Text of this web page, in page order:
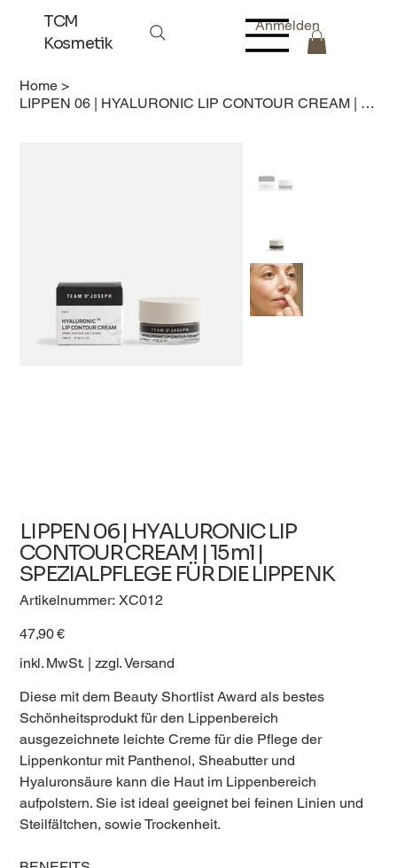
TCM
Kosmetik
Anmelden
Home >
LIPPEN 06 | HYALURONIC LIP CONTOUR CREAM | 15 ml | SPEZIALPFLEGE FÜR DIE LIPPENK
LIPPEN 06 | HYALURONIC LIP
CONTOUR CREAM | 15 ml |
SPEZIALPFLEGE FÜR DIE LIPPENK
Artikelnummer: Artikelnummer:
XC012
XC012
47,90 €
inkl. MwSt. | zzgl. Versand
Diese mit dem Beauty Shortlist Award als bestes
Schönheitsprodukt für den Lippenbereich
ausgezeichnete leichte Creme für die Pflege der
Lippenkontur mit Panthenol, Sheabutter und
Hyaluronsäure kann die Haut im Lippenbereich
aufpolstern. Sie ist ideal geeignet bei feinen Linien und
Steilfältchen, sowie Trockenheit.